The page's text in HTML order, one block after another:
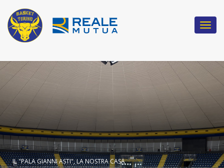
IL "PALA GIANNI ASTI", LA NOSTRA CASA